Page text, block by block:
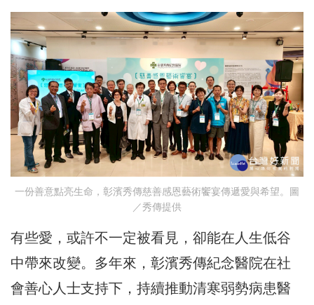
一份善意點亮生命，彰濱秀傳慈善感恩藝術饗宴傳遞愛與希望。圖
／秀傳提供
有些愛，或許不一定被看見，卻能在人生低谷
中帶來改變。多年來，彰濱秀傳紀念醫院在社
會善心人士支持下，持續推動清寒弱勢病患醫